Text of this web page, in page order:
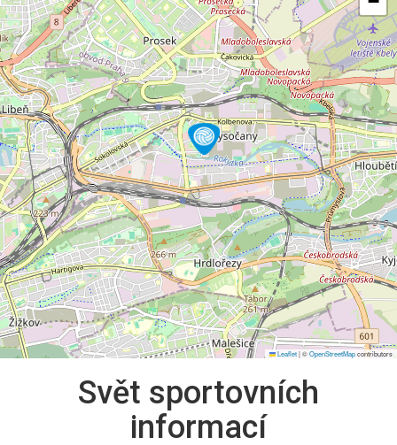
Leaflet|©OpenStreetMapcontributors
Svět sportovních
informací